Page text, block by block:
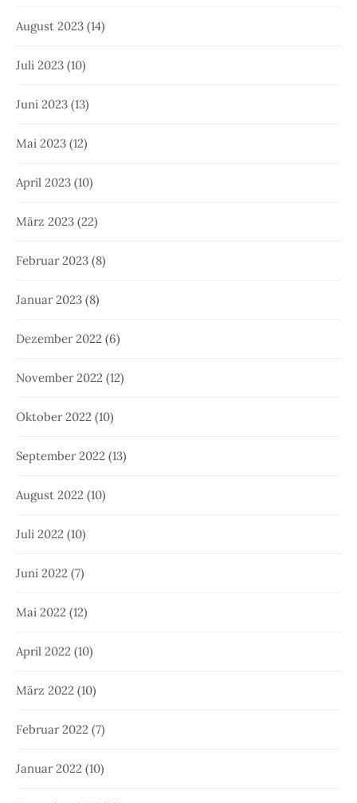
August 2023 (14)
Juli 2023 (10)
Juni 2023 (13)
Mai 2023 (12)
April 2023 (10)
März 2023 (22)
Februar 2023 (8)
Januar 2023 (8)
Dezember 2022 (6)
November 2022 (12)
Oktober 2022 (10)
September 2022 (13)
August 2022 (10)
Juli 2022 (10)
Juni 2022 (7)
Mai 2022 (12)
April 2022 (10)
März 2022 (10)
Februar 2022 (7)
Januar 2022 (10)